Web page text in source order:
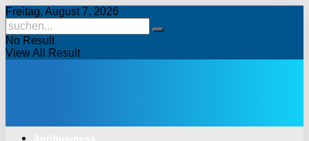
Freitag, August 7, 2026
No Result
View All Result